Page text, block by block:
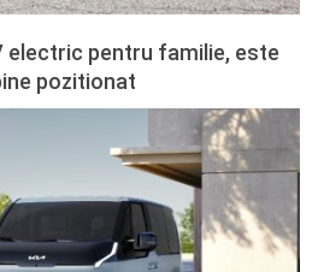
electric pentru familie, este
pozitionat